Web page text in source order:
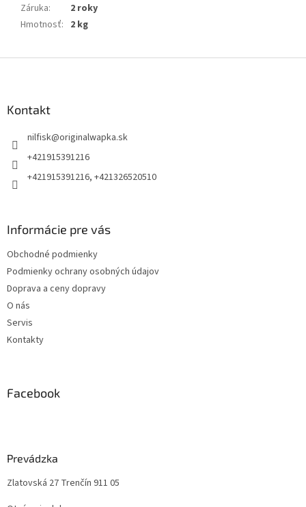
Záruka:
2 roky
Hmotnosť: 2 kg
Kontakt
nilfisk@originalwapka.sk
+421915391216
+421915391216, +421326520510
Informácie pre vás
Obchodné podmienky
Podmienky ochrany osobných údajov
Doprava a ceny dopravy
O nás
Servis
Kontakty
Facebook
Prevádzka
Zlatovská 27 Trenčín 911 05